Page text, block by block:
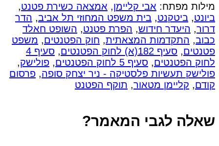
מילות מפתח: אבי קליימן, אמצאה כשירת פטנט,
ביונט, ביטקנט, בית משפט המחוזי תל אביב, הדר
דרור, היעדר חידוש, הפרת פטנט, השופט חאלד
כבוב, התקדמות המצאתית, חוק הפטנטים, משפט
פטנטים, סעיף 182(א) לחוק הפטנטים ,
סעיף 4
לחוק הפטנטים, סעיף 5 לחוק הפטנטים , פולישק,
פולישק תעשיות פלסטיקה - ניר יצחק סופה, פרסום
קודם, קליימן מטאור, תוקף הפטנט
שאלה לגבי המאמר?